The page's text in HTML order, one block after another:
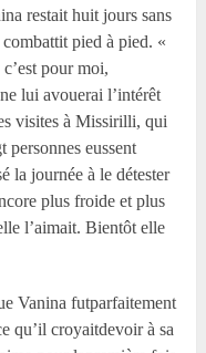
restait huit jours sans
pied à pied. «
pour moi,
lui avouerai l’intérêt
visites à Missirilli, qui
eussent
la journée à le détester
plus froide et plus
l’aimait. Bientôt elle
Vanina futparfaitement
qu’il croyaitdevoir à sa